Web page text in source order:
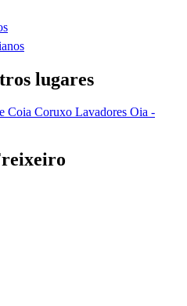
lugares
Coia Coruxo Lavadores Oia -